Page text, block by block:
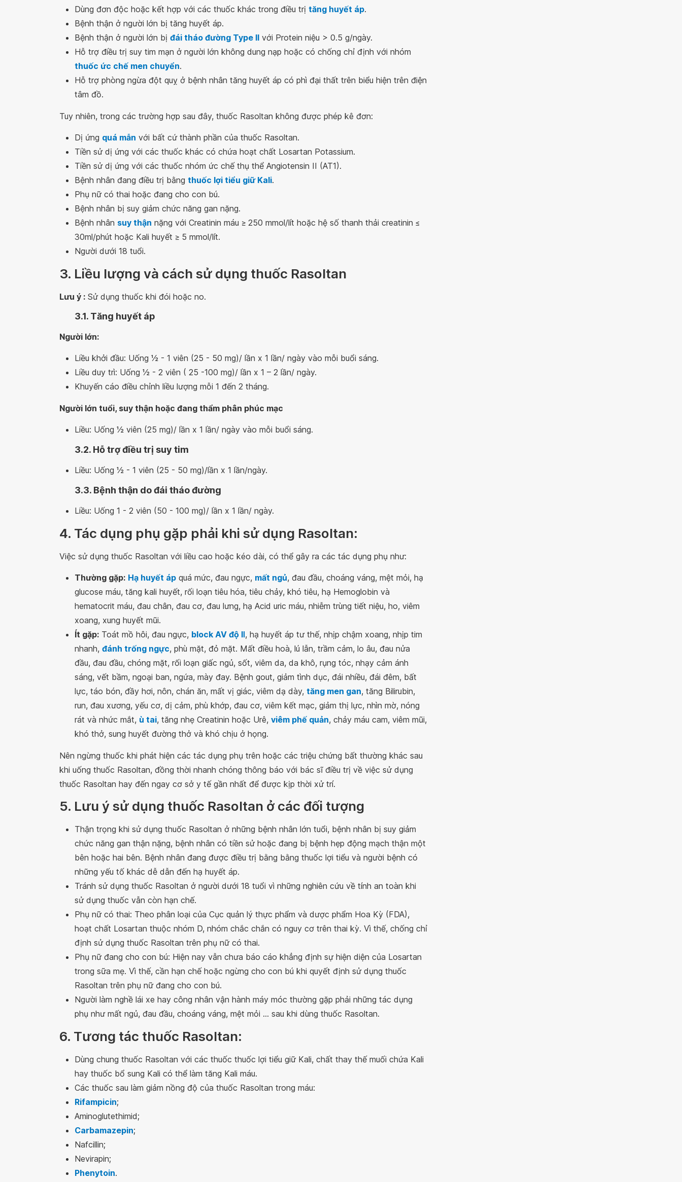
Dùng đơn độc hoặc kết hợp với các thuốc khác trong điều trị tăng huyết áp.
Bệnh thận ở người lớn bị tăng huyết áp.
Bệnh thận ở người lớn bị đái tháo đường Type II với Protein niệu > 0.5 g/ngày.
Hỗ trợ điều trị suy tim mạn ở người lớn không dung nạp hoặc có chống chỉ định với nhóm
thuốc ức chế men chuyển.
Hỗ trợ phòng ngừa đột quỵ ở bệnh nhân tăng huyết áp có phì đại thất trên biểu hiện trên điện
tâm đồ.
Tuy nhiên, trong các trường hợp sau đây, thuốc Rasoltan không được phép kê đơn:
Dị ứng quá mẫn với bất cứ thành phần của thuốc Rasoltan.
Tiền sử dị ứng với các thuốc khác có chứa hoạt chất Losartan Potassium.
Tiền sử dị ứng với các thuốc nhóm ức chế thụ thể Angiotensin II (AT1).
Bệnh nhân đang điều trị bằng thuốc lợi tiểu giữ Kali.
Phụ nữ có thai hoặc đang cho con bú.
Bệnh nhân bị suy giảm chức năng gan nặng.
Bệnh nhân suy thận nặng với Creatinin máu ≥ 250 mmol/lít hoặc hệ số thanh thải creatinin ≤
30ml/phút hoặc Kali huyết ≥ 5 mmol/lít.
Người dưới 18 tuổi.
3. Liều lượng và cách sử dụng thuốc Rasoltan
Lưu ý : Sử dụng thuốc khi đói hoặc no.
3.1. Tăng huyết áp
Người lớn:
Liều khởi đầu: Uống 1⁄2 - 1 viên (25 - 50 mg)/ lần x 1 lần/ ngày vào mỗi buổi sáng.
Liều duy trì: Uống 1⁄2 - 2 viên ( 25 -100 mg)/ lần x 1 – 2 lần/ ngày.
Khuyến cáo điều chỉnh liều lượng mỗi 1 đến 2 tháng.
Người lớn tuổi, suy thận hoặc đang thẩm phân phúc mạc
Liều: Uống 1⁄2 viên (25 mg)/ lần x 1 lần/ ngày vào mỗi buổi sáng.
3.2. Hỗ trợ điều trị suy tim
Liều: Uống 1⁄2 - 1 viên (25 - 50 mg)/lần x 1 lần/ngày.
3.3. Bệnh thận do đái tháo đường
Liều: Uống 1 - 2 viên (50 - 100 mg)/ lần x 1 lần/ ngày.
4. Tác dụng phụ gặp phải khi sử dụng Rasoltan:
Việc sử dụng thuốc Rasoltan với liều cao hoặc kéo dài, có thể gây ra các tác dụng phụ như:
Thường gặp: Hạ huyết áp quá mức, đau ngực, mất ngủ, đau đầu, choáng váng, mệt mỏi, hạ
glucose máu, tăng kali huyết, rối loạn tiêu hóa, tiêu chảy, khó tiêu, hạ Hemoglobin và
hematocrit máu, đau chân, đau cơ, đau lưng, hạ Acid uric máu, nhiễm trùng tiết niệu, ho, viêm
xoang, xung huyết mũi.
Ít gặp: Toát mồ hôi, đau ngực, block AV độ II, hạ huyết áp tư thế, nhịp chậm xoang, nhịp tim
nhanh, đánh trống ngực, phù mặt, đỏ mặt. Mất điều hoà, lú lẫn, trầm cảm, lo âu, đau nửa
đầu, đau đầu, chóng mặt, rối loạn giấc ngủ, sốt, viêm da, da khô, rụng tóc, nhạy cảm ánh
sáng, vết bầm, ngoại ban, ngứa, mày đay. Bệnh gout, giảm tình dục, đái nhiều, đái đêm, bất
lực, táo bón, đầy hơi, nôn, chán ăn, mất vị giác, viêm dạ dày, tăng men gan, tăng Bilirubin,
run, đau xương, yếu cơ, dị cảm, phù khớp, đau cơ, viêm kết mạc, giảm thị lực, nhìn mờ, nóng
rát và nhức mắt, ù tai, tăng nhẹ Creatinin hoặc Urê, viêm phế quản, chảy máu cam, viêm mũi,
khó thở, sung huyết đường thở và khó chịu ở họng.
Nên ngừng thuốc khi phát hiện các tác dụng phụ trên hoặc các triệu chứng bất thường khác sau
khi uống thuốc Rasoltan, đồng thời nhanh chóng thông báo với bác sĩ điều trị về việc sử dụng
thuốc Rasoltan hay đến ngay cơ sở y tế gần nhất để được kịp thời xử trí.
5. Lưu ý sử dụng thuốc Rasoltan ở các đối tượng
Thận trọng khi sử dụng thuốc Rasoltan ở những bệnh nhân lớn tuổi, bệnh nhân bị suy giảm
chức năng gan thận nặng, bệnh nhân có tiền sử hoặc đang bị bệnh hẹp động mạch thận một
bên hoặc hai bên. Bệnh nhân đang được điều trị bằng bằng thuốc lợi tiểu và người bệnh có
những yếu tố khác dễ dẫn đến hạ huyết áp.
Tránh sử dụng thuốc Rasoltan ở người dưới 18 tuổi vì những nghiên cứu về tính an toàn khi
sử dụng thuốc vẫn còn hạn chế.
Phụ nữ có thai: Theo phân loại của Cục quản lý thực phẩm và dược phẩm Hoa Kỳ (FDA),
hoạt chất Losartan thuộc nhóm D, nhóm chắc chắn có nguy cơ trên thai kỳ. Vì thế, chống chỉ
định sử dụng thuốc Rasoltan trên phụ nữ có thai.
Phụ nữ đang cho con bú: Hiện nay vẫn chưa báo cáo khẳng định sự hiện diện của Losartan
trong sữa mẹ. Vì thế, cần hạn chế hoặc ngừng cho con bú khi quyết định sử dụng thuốc
Rasoltan trên phụ nữ đang cho con bú.
Người làm nghề lái xe hay công nhân vận hành máy móc thường gặp phải những tác dụng
phụ như mất ngủ, đau đầu, choáng váng, mệt mỏi ... sau khi dùng thuốc Rasoltan.
6. Tương tác thuốc Rasoltan:
Dùng chung thuốc Rasoltan với các thuốc thuốc lợi tiểu giữ Kali, chất thay thế muối chứa Kali
hay thuốc bổ sung Kali có thể làm tăng Kali máu.
Các thuốc sau làm giảm nồng độ của thuốc Rasoltan trong máu:
Rifampicin;
Aminoglutethimid;
Carbamazepin;
Nafcillin;
Nevirapin;
Phenytoin.